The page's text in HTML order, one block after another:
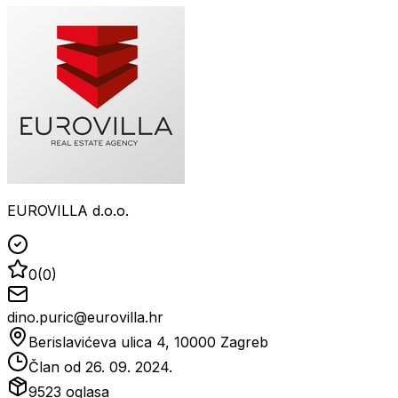
EUROVILLA d.o.o.
0(0)
dino.puric@eurovilla.hr
Berislavićeva ulica 4, 10000 Zagreb
Član od 26. 09. 2024.
9523 oglasa